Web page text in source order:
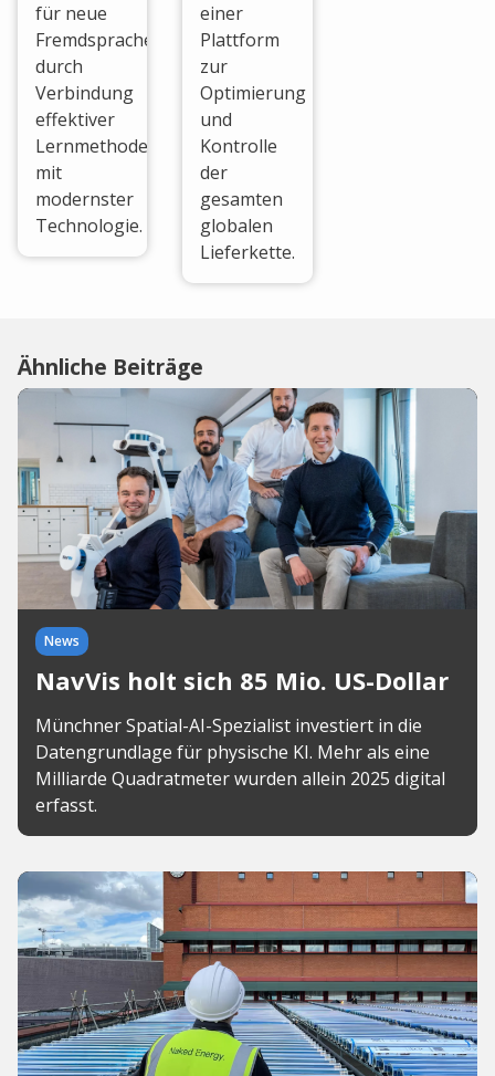
für neue
Fremdsprachen
durch
Verbindung
effektiver
Lernmethoden
mit
modernster
Technologie.
einer
Plattform
zur
Optimierung
und
Kontrolle
der
gesamten
globalen
Lieferkette.
Ähnliche Beiträge
News
NavVis holt sich 85 Mio. US-Dollar
Münchner Spatial-AI-Spezialist investiert in die
Datengrundlage für physische KI. Mehr als eine
Milliarde Quadratmeter wurden allein 2025 digital
erfasst.